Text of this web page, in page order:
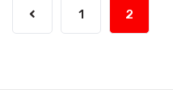
1 2